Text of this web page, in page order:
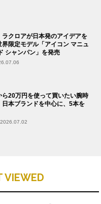
ラクロアが日本発のアイデアを
限定モデル「アイコン マニュ
シャンパン」を発売
ら20万円を使って買いたい腕時
本ブランドを中心に、5本を
2026.07.02
VIEWED